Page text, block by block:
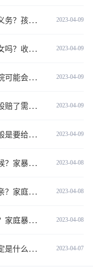
2023-04-09
能力怎么办？
2023-04-09
么上户口？
2023-04-09
物抵抚养费吗？
2023-04-09
护人的财产吗？
2023-04-09
给付抚养费吗？
2023-04-08
行为的证据吗？
2023-04-08
如何收集？
2023-04-08
式有哪些？
2023-04-07
情形有哪些？